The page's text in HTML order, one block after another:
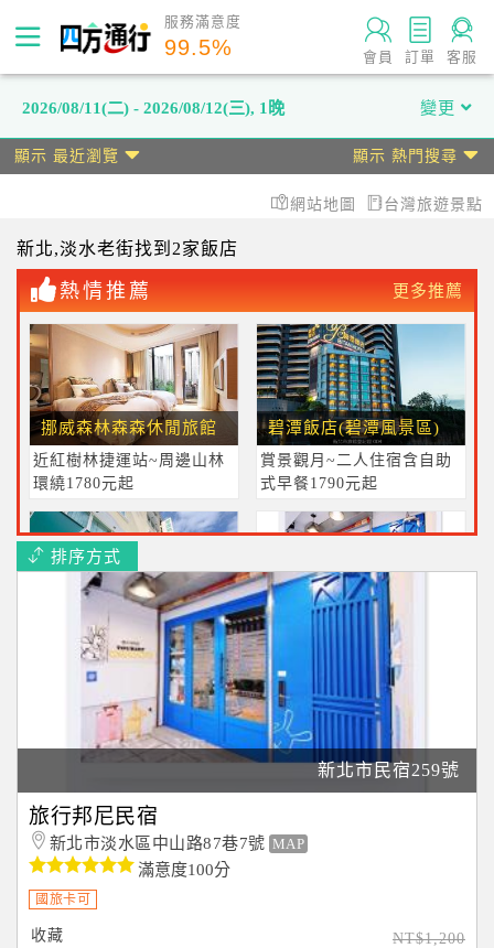
服務滿意度
99.5% 會員 訂單 客服
2026/08/11(二) - 2026/08/12(三), 1晚 變更
顯示 最近瀏覽 顯示 熱門搜尋
網站地圖 台灣旅遊景點
新北,淡水老街找到2家飯店
熱情推薦 更多推薦
挪威森林森森休閒旅館
近紅樹林捷運站~周邊山林
環繞1780元起
碧潭飯店(碧潭風景區)
賞景觀月~二人住宿含自助
式早餐1790元起
富康精彩旅店
近江子翠捷運站~二人住宿
含早2180元
旅行邦尼民宿
近紅樹林站~二人住宿不含
早1200元起
海霞您的家民宿
東北角貢寮區住宿~二人住
宿不含早$2366起
排序方式
新北市民宿259號
旅行邦尼民宿
新北市淡水區中山路87巷7號 MAP
滿意度100分
國旅卡可
收藏 NT$1,200